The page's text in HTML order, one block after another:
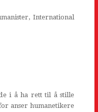
International
i å ha rett til å stille
anser humanetikere